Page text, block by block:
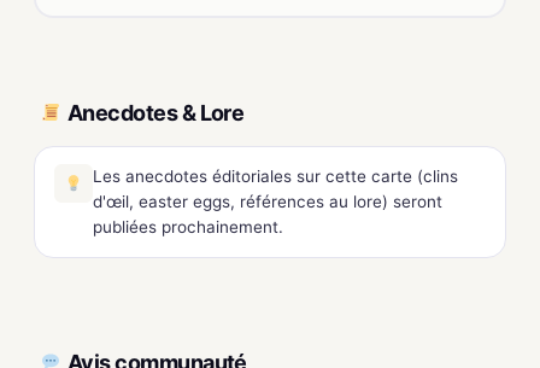
Anecdotes & Lore
Les anecdotes éditoriales sur cette carte (clins
d'œil, easter eggs, références au lore) seront
publiées prochainement.
Avis communauté